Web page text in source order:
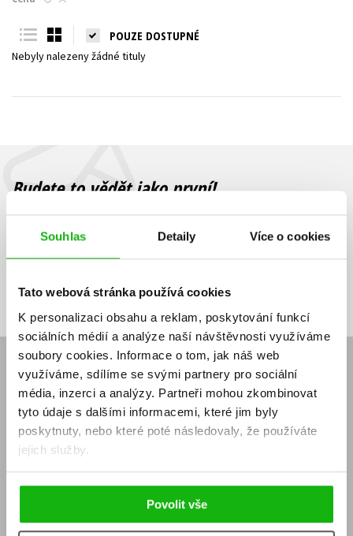
Souhlas Detaily Více o cookies
Tato webová stránka používá cookies
K personalizaci obsahu a reklam, poskytování funkcí
sociálních médií a analýze naší návštěvnosti využíváme
soubory cookies. Informace o tom, jak náš web
využíváme, sdílíme se svými partnery pro sociální
média, inzerci a analýzy. Partneři mohou zkombinovat
tyto údaje s dalšími informacemi, které jim byly
poskytnuty, nebo které poté následovaly, že používáte
jejich služby.
Povolit vše
Young adult (SK)
Všechny tituly
POUZE DOSTUPNÉ
Nebyly nalezeny žádné tituly
Budete to vědět jako první!
Zajímá Vás, jaký knižní hit právě vychází, na jaké zboží je výhodná
sleva, jaká běží soutěž o ceny? Přihlášením k odběru našich e-
souhlasíte se zpracováním osobních údajů
mailová
adresa
mailová
adresa
Vaše e-mailová adresa Přihlásit se
E-SHOP
Aktuality
Naši autoři
Obchodní podmínky
Jak nakoupit
Knižní novinky
Dárkové poukazy
Affiliate program
KONTAKTY